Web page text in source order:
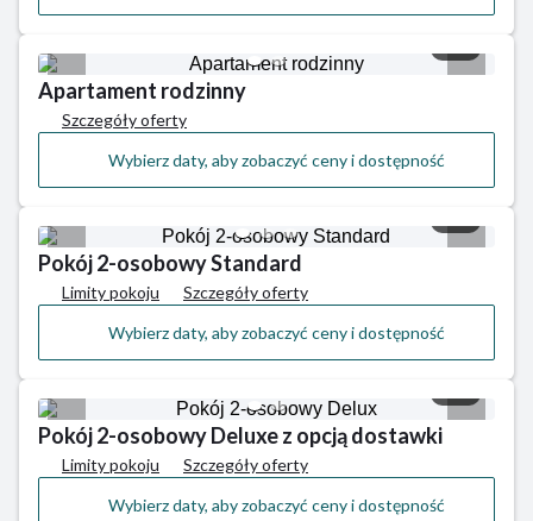
Apartament rodzinny
Szczegóły oferty
Wybierz daty, aby zobaczyć ceny i dostępność
Pokój 2-osobowy Standard
Limity pokoju
Szczegóły oferty
Wybierz daty, aby zobaczyć ceny i dostępność
Pokój 2-osobowy Deluxe z opcją dostawki
Limity pokoju
Szczegóły oferty
Wybierz daty, aby zobaczyć ceny i dostępność